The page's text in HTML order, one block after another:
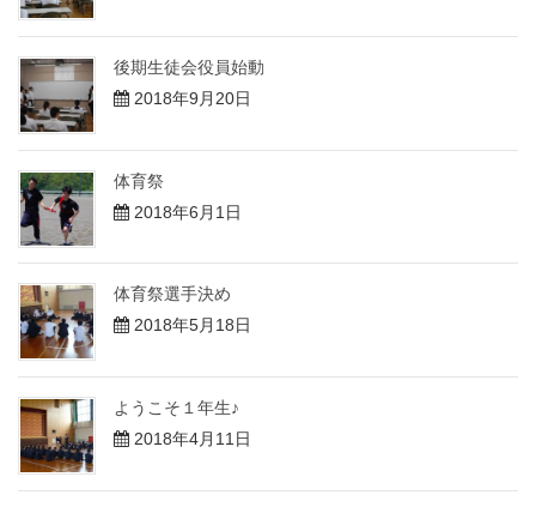
後期生徒会役員始動
2018年9月20日
体育祭
2018年6月1日
体育祭選手決め
2018年5月18日
ようこそ１年生♪
2018年4月11日